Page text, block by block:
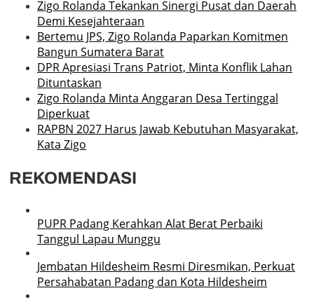
Zigo Rolanda Tekankan Sinergi Pusat dan Daerah
Demi Kesejahteraan
Bertemu JPS, Zigo Rolanda Paparkan Komitmen
Bangun Sumatera Barat
DPR Apresiasi Trans Patriot, Minta Konflik Lahan
Dituntaskan
Zigo Rolanda Minta Anggaran Desa Tertinggal
Diperkuat
RAPBN 2027 Harus Jawab Kebutuhan Masyarakat,
Kata Zigo
REKOMENDASI
PUPR Padang Kerahkan Alat Berat Perbaiki
Tanggul Lapau Munggu
Jembatan Hildesheim Resmi Diresmikan, Perkuat
Persahabatan Padang dan Kota Hildesheim